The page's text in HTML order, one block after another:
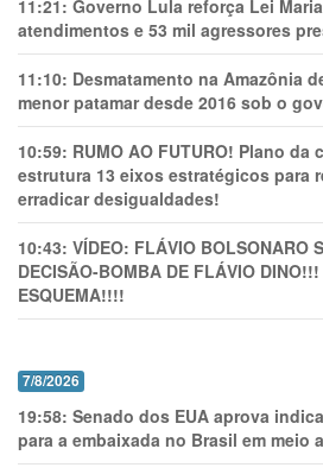
11:21: Governo Lula reforça Lei
atendimentos e 53 mil agressores
11:10: Desmatamento na Amazônia
menor patamar desde 2016 sob o
10:59: RUMO AO FUTURO! Plano
estrutura 13 eixos estratégicos para
erradicar desigualdades!
10:43: VÍDEO: FLÁVIO BOLSONARO
DECISÃO-BOMBA DE FLÁVIO
ESQUEMA!!!!
7/8/2026
19:58: Senado dos EUA aprova
para a embaixada no Brasil em meio